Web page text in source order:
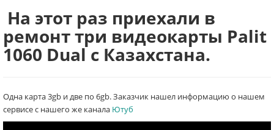
На этот раз приехали в
ремонт три видеокарты Palit
1060 Dual с Казахстана.
Одна карта 3gb и две по 6gb. Заказчик нашел информацию о нашем
сервисе с нашего же канала Ютуб